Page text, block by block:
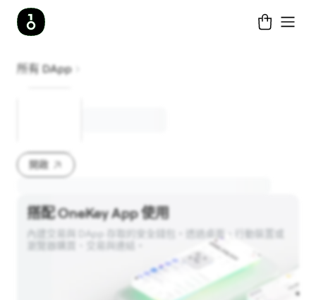
所有 DApp
開啟
搭配 OneKey App 使用
內建交易與 DApp 存取的安全錢包。透過桌面、行動裝置或